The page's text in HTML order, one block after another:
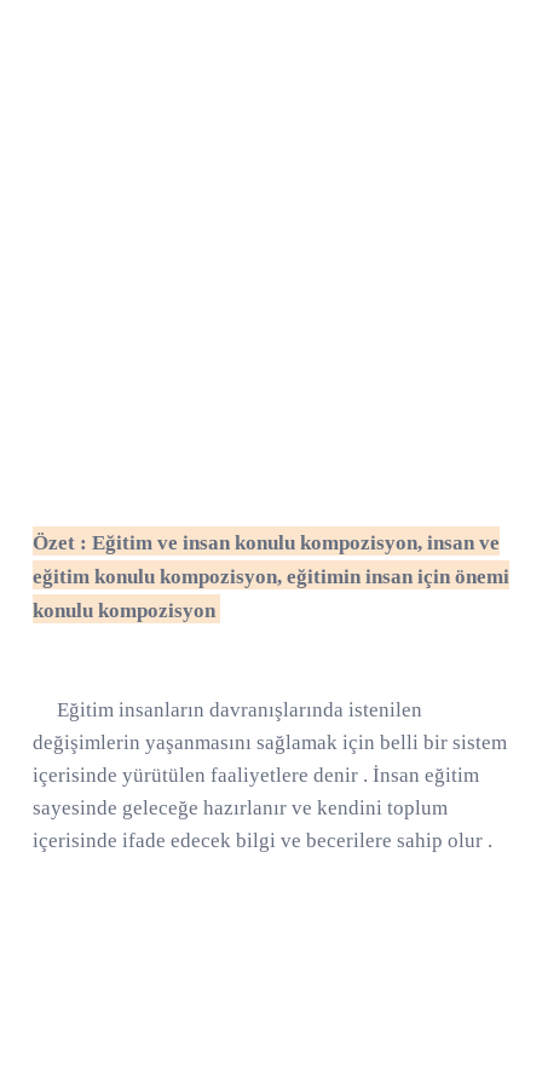
Özet : Eğitim ve insan konulu kompozisyon, insan ve
eğitim konulu kompozisyon, eğitimin insan için önemi
konulu kompozisyon
Eğitim insanların davranışlarında istenilen
değişimlerin yaşanmasını sağlamak için belli bir sistem
içerisinde yürütülen faaliyetlere denir . İnsan eğitim
sayesinde geleceğe hazırlanır ve kendini toplum
içerisinde ifade edecek bilgi ve becerilere sahip olur .